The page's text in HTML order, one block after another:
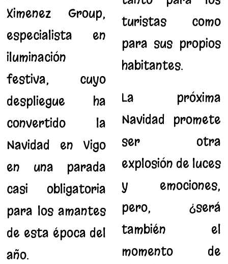
Ximenez Group,
especialista en
iluminación
festiva, cuyo
despliegue ha
convertido la
Navidad en Vigo
en una parada
casi obligatoria
para los amantes
de esta época del
año.
turistas como
para sus propios
habitantes.
La próxima
Navidad promete
ser otra
explosión de luces
y emociones,
pero, ¿será
también el
momento de